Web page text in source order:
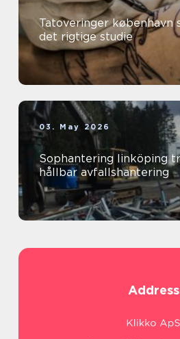
Tatoveringer københavn sådan vælger du
det rigtige studie
03. May 2026
Sophantering linköping trygg, enkel och
hållbar avfallshantering
Address